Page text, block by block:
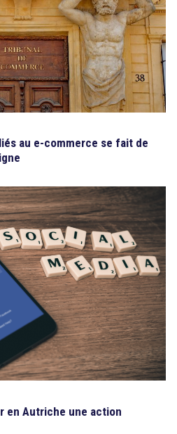
au e-commerce se fait de
en Autriche une action